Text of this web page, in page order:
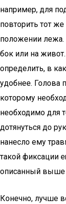
например, для
повторить тот
положении лежа.
бок или на
определить, в
удобнее. Голова
которому
необходимо для
дотянуться до
нанесло ему
такой фиксации
описанный выше
Конечно, лучше